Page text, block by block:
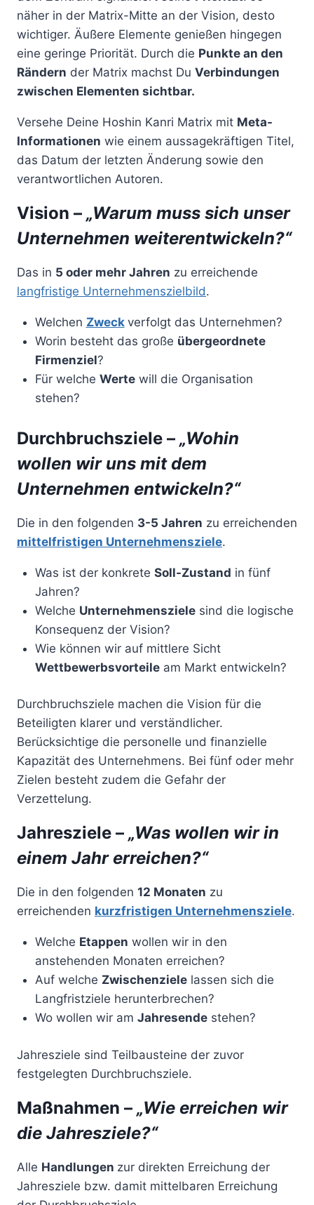
näher in der Matrix-Mitte an der Vision, desto
wichtiger. Äußere Elemente genießen hingegen
eine geringe Priorität. Durch die Punkte an den
Rändern der Matrix machst Du Verbindungen
zwischen Elementen sichtbar.
Versehe Deine Hoshin Kanri Matrix mit Meta-
Informationen wie einem aussagekräftigen Titel,
das Datum der letzten Änderung sowie den
verantwortlichen Autoren.
Vision – „Warum muss sich unser
Unternehmen weiterentwickeln?“
Das in 5 oder mehr Jahren zu erreichende
langfristige Unternehmenszielbild.
Welchen Zweck verfolgt das Unternehmen?
Worin besteht das große übergeordnete
Firmenziel?
Für welche Wertewill die Organisation
stehen?
Durchbruchsziele – „Wohin
wollen wir uns mit dem
Unternehmen entwickeln?“
Die in den folgenden 3-5 Jahren zu erreichenden
mittelfristigen Unternehmensziele.
Was ist der konkrete Soll-Zustand in fünf
Jahren?
Welche Unternehmenszielesind die logische
Konsequenz der Vision?
Wie können wir auf mittlere Sicht
Wettbewerbsvorteileam Markt entwickeln?
Durchbruchsziele machen die Vision für die
Beteiligten klarer und verständlicher.
Berücksichtige die personelle und finanzielle
Kapazität des Unternehmens. Bei fünf oder mehr
Zielen besteht zudem die Gefahr der
Verzettelung.
Jahresziele – „Was wollen wir in
einem Jahr erreichen?“
Die in den folgenden 12 Monaten zu
erreichenden kurzfristigen Unternehmensziele.
Welche Etappen wollen wir in den
anstehenden Monaten erreichen?
Auf welche Zwischenzielelassen sich die
Langfristziele herunterbrechen?
Wo wollen wir am Jahresendestehen?
Jahresziele sind Teilbausteine der zuvor
festgelegten Durchbruchsziele.
Maßnahmen – „Wie erreichen wir
die Jahresziele?“
Alle Handlungen zur direkten Erreichung der
Jahresziele bzw. damit mittelbaren Erreichung